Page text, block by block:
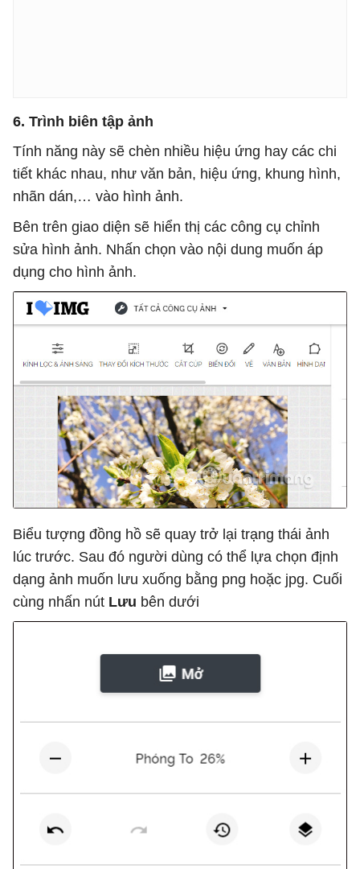
6. Trình biên tập ảnh
Tính năng này sẽ chèn nhiều hiệu ứng hay các chi
tiết khác nhau, như văn bản, hiệu ứng, khung hình,
nhãn dán,… vào hình ảnh.
Bên trên giao diện sẽ hiển thị các công cụ chỉnh
sửa hình ảnh. Nhấn chọn vào nội dung muốn áp
dụng cho hình ảnh.
Biểu tượng đồng hồ sẽ quay trở lại trạng thái ảnh
lúc trước. Sau đó người dùng có thể lựa chọn định
dạng ảnh muốn lưu xuống bằng png hoặc jpg. Cuối
cùng nhấn nút Lưu bên dưới